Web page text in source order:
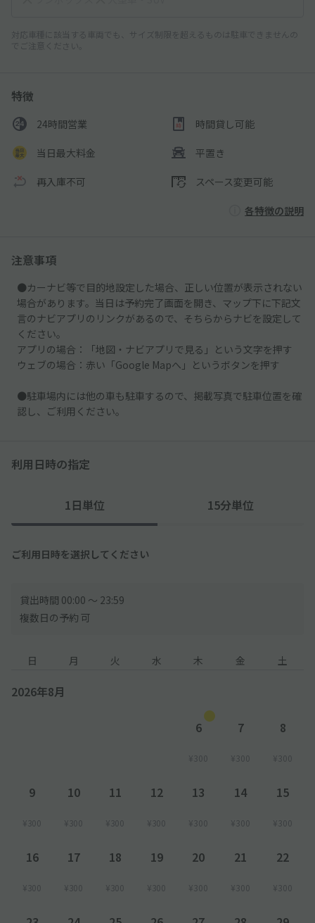
対応車種に該当する車両でも、サイズ制限を超えるものは駐車できませんの
でご注意ください。
特徴
24時間営業 時間貸し可能
当日最大料金 平置き
再入庫不可 スペース変更可能
各特徴の説明
注意事項
●カーナビ等で目的地設定した場合、正しい位置が表示されない
場合があります。当日は予約完了画面を開き、マップ下に下記文
言のナビアプリのリンクがあるので、そちらからナビを設定して
ください。
アプリの場合：「地図・ナビアプリで見る」という文字を押す
ウェブの場合：赤い「Google Mapへ」というボタンを押す
●駐車場内には他の車も駐車するので、掲載写真で駐車位置を確
認し、ご利用ください。
利用日時の指定
1日単位 15分単位
ご利用日時を選択してください
貸出時間 00:00 〜 23:59
複数日の予約 可
日 月 火 水 木 金 土
2026年8月
6
¥300
7
¥300
8
¥300
9
¥300
10
¥300
11
¥300
12
¥300
13
¥300
14
¥300
15
¥300
16
¥300
17
¥300
18
¥300
19
¥300
20
¥300
21
¥300
22
¥300